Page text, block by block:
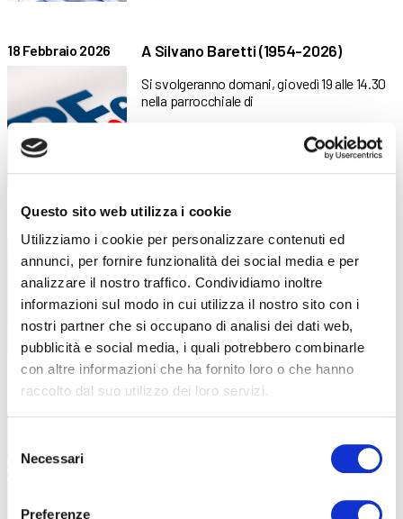
Questo sito web utilizza i cookie
Utilizziamo i cookie per personalizzare contenuti ed
annunci, per fornire funzionalità dei social media e per
analizzare il nostro traffico. Condividiamo inoltre
informazioni sul modo in cui utilizza il nostro sito con i
nostri partner che si occupano di analisi dei dati web,
pubblicità e social media, i quali potrebbero combinarle
con altre informazioni che ha fornito loro o che hanno
raccolto dal suo utilizzo dei loro servizi.
delNecessari
Preferenze
18 Febbraio 2026 A Silvano Baretti (1954-2026)
Si svolgeranno domani, giovedì 19 alle 14.30
nella parrocchiale di
9 Febbraio 2026
meccatronico?
Una figura tecnica specializzata che unisce
meccanica, elettronica e coding
4 Febbraio 2026
Partecipa alla Lega ABF del
Vivi il Festival di Sanremo in modo unico con